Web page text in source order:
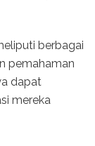
berbagai
pemahaman
dapat
mereka